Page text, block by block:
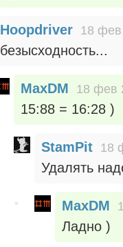
Hoopdriver 18 фев
безысходность...
MaxDM 18 фев
15:88 = 16:28 )
StamPit 18
Удалять
MaxDM
Ладно )